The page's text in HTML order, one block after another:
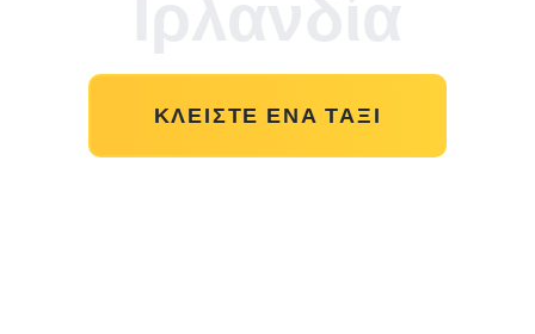
ΚΛΕΊΣΤΕ ΈΝΑ ΤΑΞΊ